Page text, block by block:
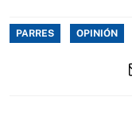
PARRES OPINIÓN